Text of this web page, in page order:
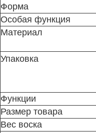
Форма
Особая функция
Материал
Упаковка
Функции
Размер товара
Вес воска